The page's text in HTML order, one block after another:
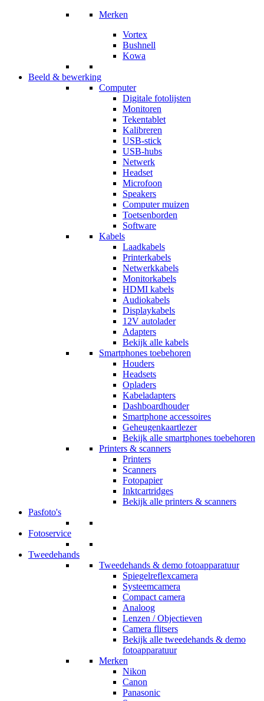
Merken
Vortex
Bushnell
Kowa
Beeld & bewerking
Computer
Digitale fotolijsten
Monitoren
Tekentablet
Kalibreren
USB-stick
USB-hubs
Netwerk
Headset
Microfoon
Speakers
Computer muizen
Toetsenborden
Software
Kabels
Laadkabels
Printerkabels
Netwerkkabels
Monitorkabels
HDMI kabels
Audiokabels
Displaykabels
12V autolader
Adapters
Bekijk alle kabels
Smartphones toebehoren
Houders
Headsets
Opladers
Kabeladapters
Dashboardhouder
Smartphone accessoires
Geheugenkaartlezer
Bekijk alle smartphones toebehoren
Printers & scanners
Printers
Scanners
Fotopapier
Inktcartridges
Bekijk alle printers & scanners
Pasfoto's
Fotoservice
Tweedehands
Tweedehands & demo fotoapparatuur
Spiegelreflexcamera
Systeemcamera
Compact camera
Analoog
Lenzen / Objectieven
Camera flitsers
Bekijk alle tweedehands & demo
fotoapparatuur
Merken
Nikon
Canon
Panasonic